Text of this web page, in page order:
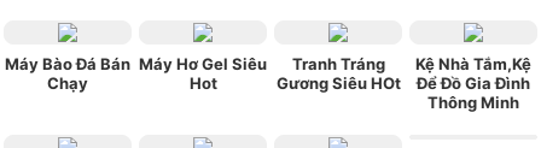
Máy Bào Đá Bán
Chạy
Máy Hơ Gel Siêu
Hot
Tranh Tráng
Gương Siêu HOt
Kệ Nhà Tắm,Kệ
Để Đồ Gia Đình
Thông Minh